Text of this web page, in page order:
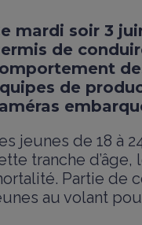
mardi soir 3
de
de
jeunes de 18 à
tranche
Partie de
au volant